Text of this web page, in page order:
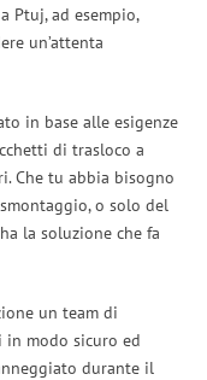
Ptuj, ad esempio,
un’attenta
in base alle esigenze
di trasloco a
Che tu abbia bisogno
o solo del
la soluzione che fa
un team di
modo sicuro ed
durante il